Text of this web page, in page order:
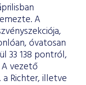
A
óvatosan
33 138 pontról,
vezető
Richter, illetve